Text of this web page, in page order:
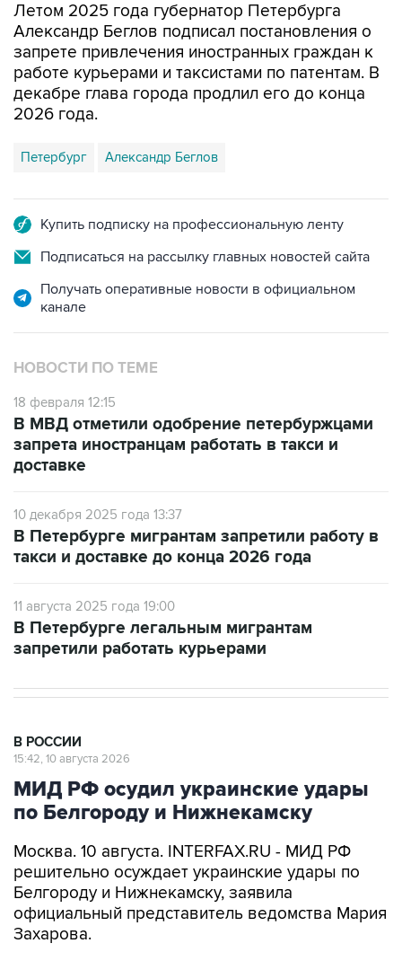
Летом 2025 года губернатор Петербурга
Александр Беглов подписал постановления о
запрете привлечения иностранных граждан к
работе курьерами и таксистами по патентам. В
декабре глава города продлил его до конца
2026 года.
Петербург Александр Беглов
Купить подписку на профессиональную ленту
Подписаться на рассылку главных новостей сайта
Получать оперативные новости в официальном
канале
НОВОСТИ ПО ТЕМЕ
18 февраля 12:15
В МВД отметили одобрение петербуржцами
запрета иностранцам работать в такси и
доставке
10 декабря 2025 года 13:37
В Петербурге мигрантам запретили работу в
такси и доставке до конца 2026 года
11 августа 2025 года 19:00
В Петербурге легальным мигрантам
запретили работать курьерами
В РОССИИ
15:42, 10 августа 2026
МИД РФ осудил украинские удары
по Белгороду и Нижнекамску
Москва. 10 августа. INTERFAX.RU - МИД РФ
решительно осуждает украинские удары по
Белгороду и Нижнекамску, заявила
официальный представитель ведомства Мария
Захарова.